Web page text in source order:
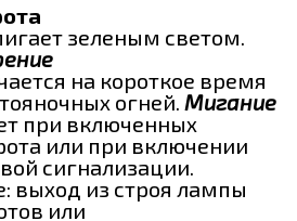
зеленым светом.
на короткое время
огней. Мигание
при включенных
или при включении
сигнализации.
выход из строя лампы
или